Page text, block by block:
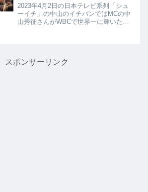
イチバン｜4月2日
2023年4月2日の日本テレビ系列「シュ
ーイチ」の中山のイチバンではMCの中
山秀征さんがWBCで世界一に輝いた侍
スポンサーリンク